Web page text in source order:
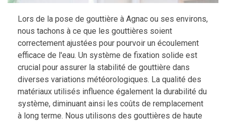
Lors de la pose de gouttière à Agnac ou ses environs,
nous tachons à ce que les gouttières soient
correctement ajustées pour pourvoir un écoulement
efficace de l'eau. Un système de fixation solide est
crucial pour assurer la stabilité de gouttière dans
diverses variations météorologiques. La qualité des
matériaux utilisés influence également la durabilité du
système, diminuant ainsi les coûts de remplacement
à long terme. Nous utilisons des gouttières de haute